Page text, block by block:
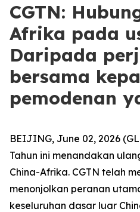
CGTN:
Afrika pada
Daripada
bersama
pemodenan
BEIJING, June 02, 2026
Tahun ini menandakan
China-Afrika. CGTN telah
menonjolkan peranan
keseluruhan dasar luar